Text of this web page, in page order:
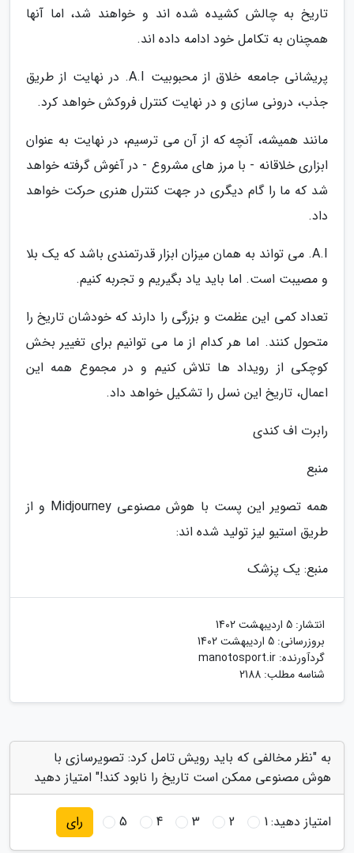
تاریخ به چالش کشیده شده اند و خواهند شد، اما آنها
همچنان به تکامل خود ادامه داده اند.
پریشانی جامعه خلاق از محبوبیت A.I. در نهایت از طریق
جذب، درونی سازی و در نهایت کنترل فروکش خواهد کرد.
مانند همیشه، آنچه که از آن می ترسیم، در نهایت به عنوان
ابزاری خلاقانه - با مرز های مشروع - در آغوش گرفته خواهد
شد که ما را گام دیگری در جهت کنترل هنری حرکت خواهد
داد.
A.I. می تواند به همان میزان ابزار قدرتمندی باشد که یک بلا
و مصیبت است. اما باید یاد بگیریم و تجربه کنیم.
تعداد کمی این عظمت و بزرگی را دارند که خودشان تاریخ را
متحول کنند. اما هر کدام از ما می توانیم برای تغییر بخش
کوچکی از رویداد ها تلاش کنیم و در مجموع همه این
اعمال، تاریخ این نسل را تشکیل خواهد داد.
رابرت اف کندی
منبع
همه تصویر این پست با هوش مصنوعی Midjourney و از
طریق استیو لیز تولید شده اند:
منبع: یک پزشک
انتشار: 5 اردیبهشت 1402
بروزرسانی: 5 اردیبهشت 1402
گردآورنده: manotosport.ir
شناسه مطلب: 2188
به "نظر مخالفی که باید رویش تامل کرد: تصویرسازی با
هوش مصنوعی ممکن است تاریخ را نابود کند!" امتیاز دهید
امتیاز دهید:1
2
3
4
5 رای